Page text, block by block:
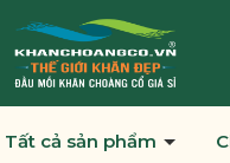
Tất cả sản phẩm